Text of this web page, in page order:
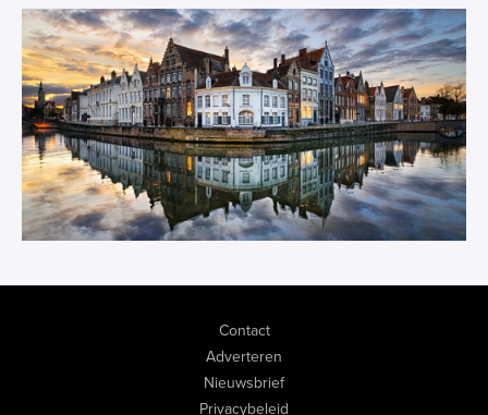
Contact
Adverteren
Nieuwsbrief
Privacybeleid